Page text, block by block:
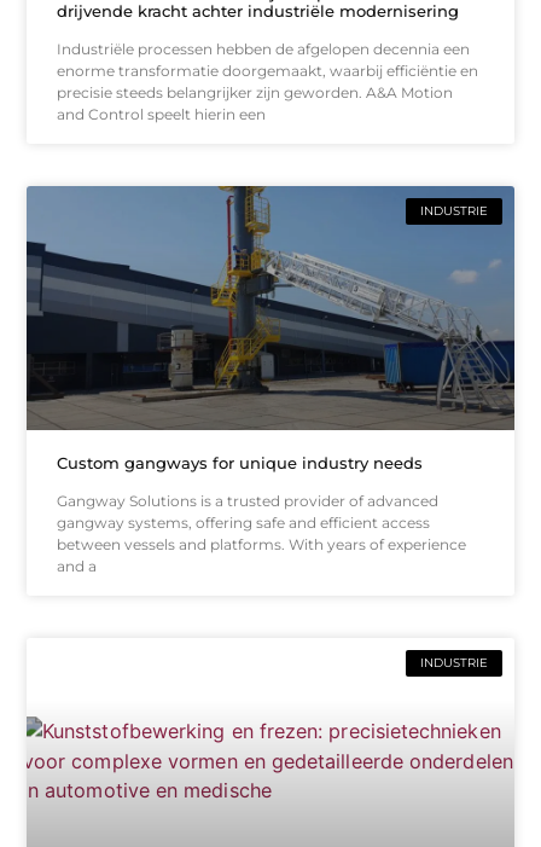
drijvende kracht achter industriële modernisering
Industriële processen hebben de afgelopen decennia een
enorme transformatie doorgemaakt, waarbij efficiëntie en
precisie steeds belangrijker zijn geworden. A&A Motion
and Control speelt hierin een
INDUSTRIE
Custom gangways for unique industry needs
Gangway Solutions is a trusted provider of advanced
gangway systems, offering safe and efficient access
between vessels and platforms. With years of experience
and a
INDUSTRIE